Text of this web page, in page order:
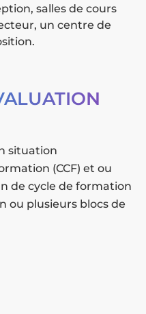
salles de cours
un centre de
situation
(CCF) et ou
de cycle de formation
ou plusieurs blocs de